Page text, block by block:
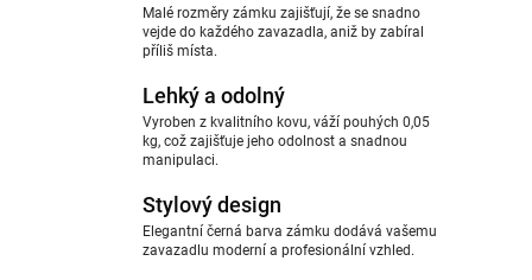
Malé rozměry zámku zajišťují, že se snadno
vejde do každého zavazadla, aniž by zabíral
příliš místa.
Lehký a odolný
Vyroben z kvalitního kovu, váží pouhých 0,05
kg, což zajišťuje jeho odolnost a snadnou
manipulaci.
Stylový design
Elegantní černá barva zámku dodává vašemu
zavazadlu moderní a profesionální vzhled.